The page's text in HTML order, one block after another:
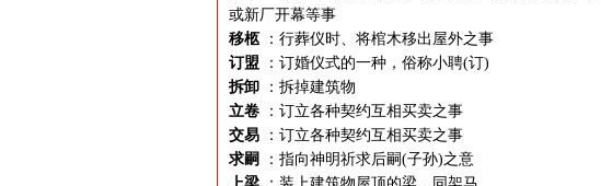
或新厂开幕等事
移柩
：行葬仪时、将棺木移出屋外之事
订盟
：订婚仪式的一种，俗称小聘(订)
拆卸
：拆掉建筑物
立卷
：订立各种契约互相买卖之事
交易
：订立各种契约互相买卖之事
求嗣
：指向神明祈求后嗣(子孙)之意